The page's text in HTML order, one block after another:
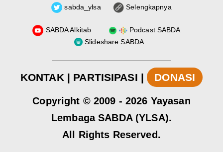
sabda_ylsa Selengkapnya
SABDA Alkitab
Podcast SABDA
Slideshare SABDA
KONTAK | PARTISIPASI | DONASI
Copyright © 2009 - 2026 Yayasan
Lembaga SABDA (YLSA).
All Rights Reserved.